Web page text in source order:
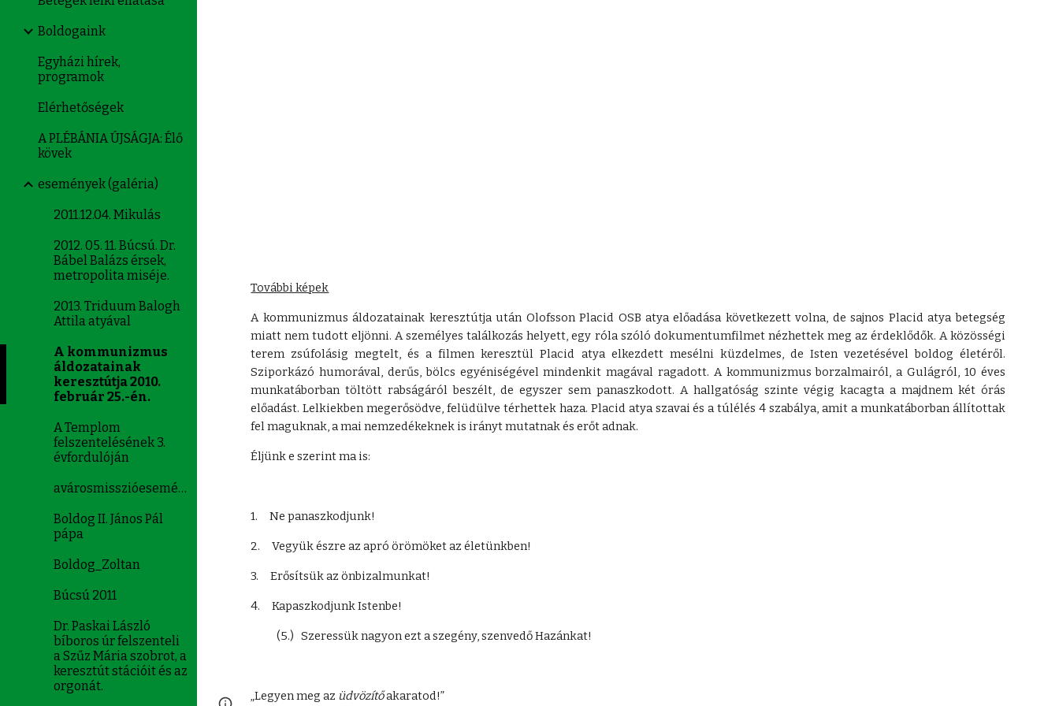
Boldogaink
Egyházi hírek,
programok
Elérhetőségek
A PLÉBÁNIA ÚJSÁGJA: Élő
kövek
események (galéria)
2011.12.04. Mikulás
2012. 05. 11. Búcsú. Dr.
Bábel Balázs érsek,
metropolita miséje.
2013. Triduum Balogh
Attila atyával
A kommunizmus
áldozatainak
keresztútja 2010.
február 25.-én.
A Templom
felszentelésének 3.
évfordulóján
avárosmisszióeseményei
Boldog II. János Pál
pápa
Boldog_Zoltan
Búcsú 2011
Dr. Paskai László
bíboros úr felszenteli
a Szűz Mária szobrot, a
keresztút stációit és az
orgonát.
További képek
A kommunizmus áldozatainak keresztútja után Olofsson Placid OSB atya előadása következett volna, de sajnos Placid atya betegség
miatt nem tudott eljönni. A személyes találkozás helyett, egy róla szóló dokumentumfilmet nézhettek meg az érdeklődők. A közösségi
terem zsúfolásig megtelt, és a filmen keresztül Placid atya elkezdett mesélni küzdelmes, de Isten vezetésével boldog életéről.
Sziporkázó humorával, derűs, bölcs egyéniségével mindenkit magával ragadott. A kommunizmus borzalmairól, a Gulágról, 10 éves
munkatáborban töltött rabságáról beszélt, de egyszer sem panaszkodott. A hallgatóság szinte végig kacagta a majdnem két órás
előadást. Lelkiekben megerősödve, felüdülve térhettek haza. Placid atya szavai és a túlélés 4 szabálya, amit a munkatáborban állítottak
fel maguknak, a mai nemzedékeknek is irányt mutatnak és erőt adnak.
Éljünk e szerint ma is:
1. Ne panaszkodjunk!
2. Vegyük észre az apró örömöket az életünkben!
3. Erősítsük az önbizalmunkat!
4. Kapaszkodjunk Istenbe!
(5.) Szeressük nagyon ezt a szegény, szenvedő Hazánkat!
„Legyen meg az üdvözítőakaratod!”
Google Sites Report abuse